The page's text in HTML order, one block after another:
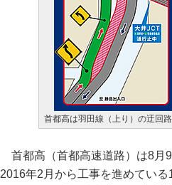
首都高は羽田線（上り）の迂回
首都高（首都高速道路）は8月
2016年2月から工事を進めてい